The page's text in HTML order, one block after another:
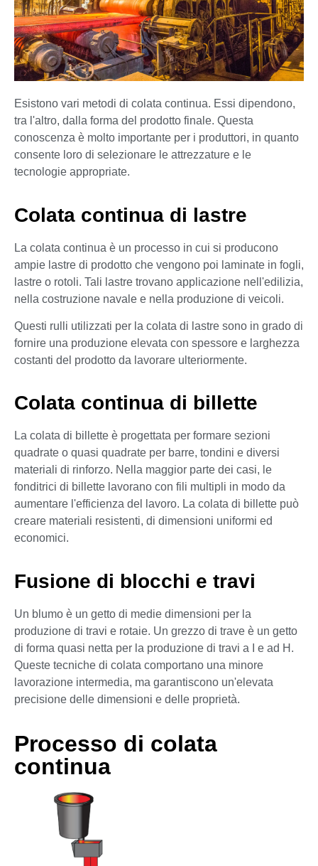
Esistono vari metodi di colata continua. Essi dipendono,
tra l'altro, dalla forma del prodotto finale. Questa
conoscenza è molto importante per i produttori, in quanto
consente loro di selezionare le attrezzature e le
tecnologie appropriate.
Colata continua di lastre
La colata continua è un processo in cui si producono
ampie lastre di prodotto che vengono poi laminate in fogli,
lastre o rotoli. Tali lastre trovano applicazione nell'edilizia,
nella costruzione navale e nella produzione di veicoli.
Questi rulli utilizzati per la colata di lastre sono in grado di
fornire una produzione elevata con spessore e larghezza
costanti del prodotto da lavorare ulteriormente.
Colata continua di billette
La colata di billette è progettata per formare sezioni
quadrate o quasi quadrate per barre, tondini e diversi
materiali di rinforzo. Nella maggior parte dei casi, le
fonditrici di billette lavorano con fili multipli in modo da
aumentare l'efficienza del lavoro. La colata di billette può
creare materiali resistenti, di dimensioni uniformi ed
economici.
Fusione di blocchi e travi
Un blumo è un getto di medie dimensioni per la
produzione di travi e rotaie. Un grezzo di trave è un getto
di forma quasi netta per la produzione di travi a I e ad H.
Queste tecniche di colata comportano una minore
lavorazione intermedia, ma garantiscono un'elevata
precisione delle dimensioni e delle proprietà.
Processo di colata
continua